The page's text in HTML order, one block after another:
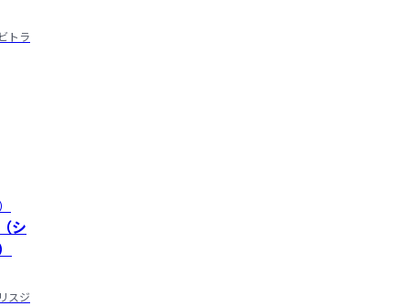
トラ
シ
スジ